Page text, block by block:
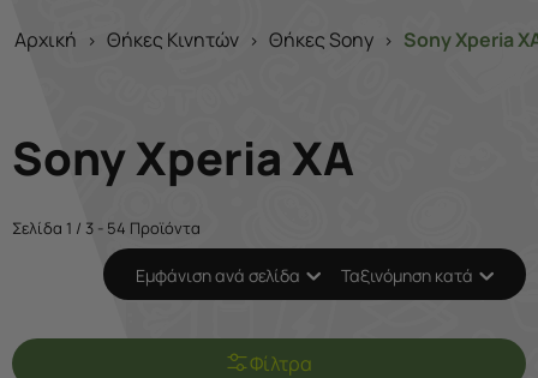
Αρχική > Θήκες Κινητών > Θήκες Sony > Sony Xperia
Sony Xperia XA
Σελίδα 1 / 3 - 54 Προϊόντα
Εμφάνιση ανά σελίδα Ταξινόμηση κατά
Φίλτρα